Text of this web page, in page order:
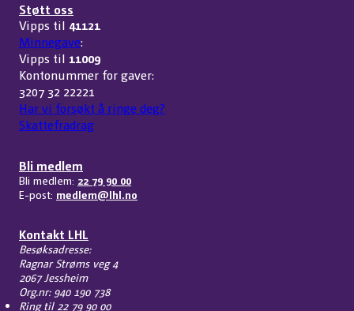
Støtt oss
Vipps til 41121
Minnegave:
Vipps til 11009
Kontonummer for gaver:
3207 32 22221
Har vi forsøkt å ringe deg?
Skattefradrag
Bli medlem
Bli medlem: 22 79 90 00
E-post: medlem@lhl.no
Kontakt LHL
Besøksadresse:
Ragnar Strøms veg 4
2067 Jessheim
Org.nr: 940 190 738
Ring til 22 79 90 00